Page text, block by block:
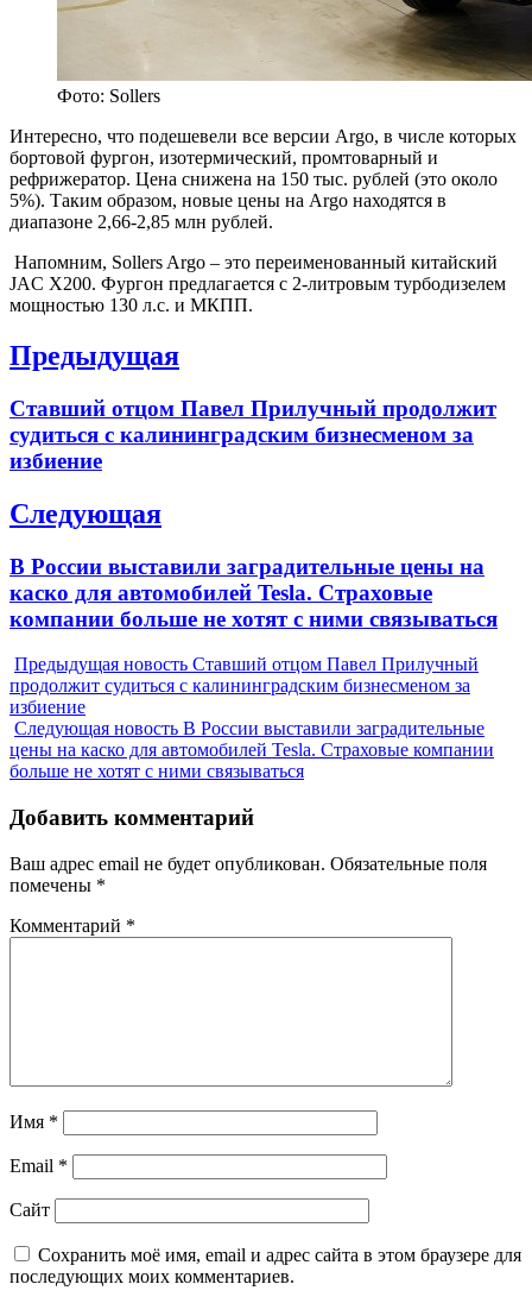
Фото: Sollers
Интересно, что подешевели все версии Argo, в числе которых
бортовой фургон, изотермический, промтоварный и
рефрижератор. Цена снижена на 150 тыс. рублей (это около
5%). Таким образом, новые цены на Argo находятся в
диапазоне 2,66-2,85 млн рублей.
Напомним, Sollers Argo – это переименованный китайский
JAC X200. Фургон предлагается с 2-литровым турбодизелем
мощностью 130 л.с. и МКПП.
Навигация
записям
Предыдущая
Previous
Ставший отцом Павел Прилучный продолжит
судиться с калининградским бизнесменом за
избиение
Следующая
Next
В России выставили заградительные цены на
каско для автомобилей Tesla. Страховые
компании больше не хотят с ними связываться
Предыдущая новость Ставший отцом Павел Прилучный
продолжит судиться с калининградским бизнесменом за
избиение
Следующая новость В России выставили заградительные
цены на каско для автомобилей Tesla. Страховые компании
больше не хотят с ними связываться
Добавить комментарий
Ваш адрес email не будет опубликован. Обязательные поля
помечены *
Комментарий *
Имя *
Email *
Сайт
Сохранить моё имя, email и адрес сайта в этом браузере для
последующих моих комментариев.